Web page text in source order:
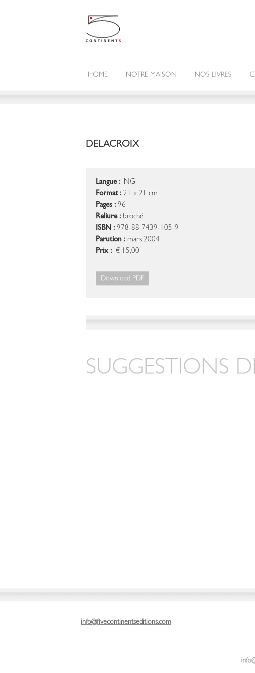
HOME NOTRE MAISON NOS LIVRES
DELACROIX
Langue : ING
Format : 21 x 21 cm
Pages : 96
Reliure : broché
ISBN : 978-88-7439-105-9
Parution : mars 2004
Prix : € 15,00
Download PDF
SUGGESTIONS
info@fivecontinentseditions.com